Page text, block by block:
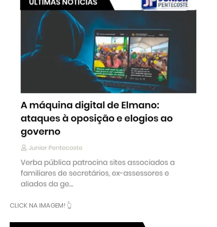
CLICK NA IMAGEM! 👆